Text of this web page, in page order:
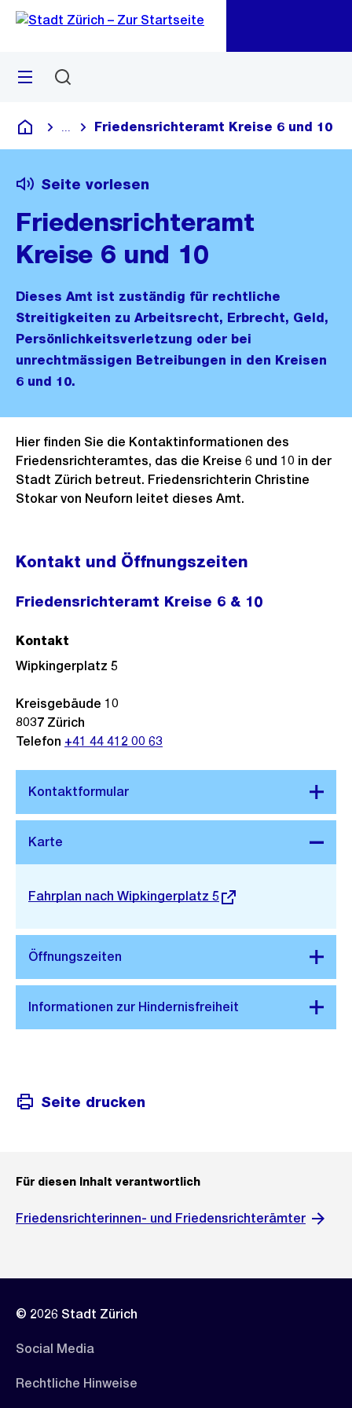
Navigation
Sprunglink
Menü
Deutsch
Blende alle Breadcrumbs ein
Friedensrichteramt Kreise 6 und 10
Seite vorlesen
Friedensrichteramt
Kreise 6 und 10
Dieses Amt ist zuständig für rechtliche
Streitigkeiten zu Arbeitsrecht, Erbrecht, Geld,
Persönlichkeitsverletzung oder bei
unrechtmässigen Betreibungen in den Kreisen
6 und 10.
Hier finden Sie die Kontaktinformationen des
Friedensrichteramtes, das die Kreise 6 und 10 in der
Stadt Zürich betreut. Friedensrichterin Christine
Stokar von Neuforn leitet dieses Amt.
Kontakt und Öffnungszeiten
Friedensrichteramt Kreise 6 & 10
Stadtplan 3D
Externer
Fahrplan nach Wipkingerplatz 5
Kontakt
Wipkingerplatz 5
Kreisgebäude 10
8037 Zürich
Telefon +41 44 412 00 63
Seite drucken
Für diesen Inhalt verantwortlich
Friedensrichterinnen- und Friedensrichterämter
© 2026 Stadt Zürich
Social Media
Rechtliche Hinweise